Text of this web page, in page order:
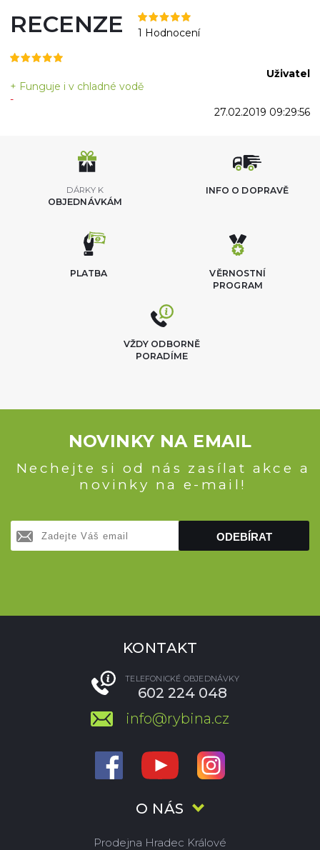
RECENZE 1 Hodnocení
Uživatel
+ Funguje i v chladné vodě
-
27.02.2019 09:29:56
DÁRKY K
OBJEDNÁVKÁM
INFO O DOPRAVĚ
VĚRNOSTNÍ
PROGRAM
PLATBA
VŽDY ODBORNĚ
PORADÍME
NOVINKY NA EMAIL
Nechejte si od nás zasílat akce a
novinky na e-mail!
ODEBÍRAT
O NÁS
Prodejna Hradec Králové
KONTAKT
TELEFONICKÉ OBJEDNÁVKY
602 224 048
info@rybina.cz